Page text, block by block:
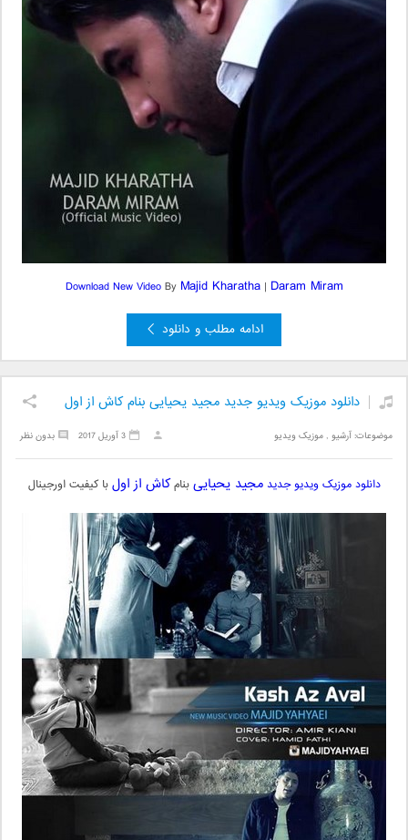
Download New VideoBy Majid Kharatha| Daram Miram
ادامه مطلب و دانلود
دانلود موزیک ویدیو جدید مجید یحیایی بنام کاش از اول
موضوعات:آرشیو ,موزیک ویدیو بدون نظر 3 آوریل 2017
دانلود موزیک ویدیو جدید مجید یحیاییبنامکاش از اولبا کیفیت اورجینال